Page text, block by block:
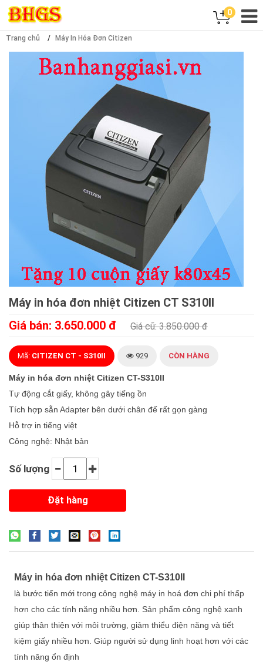
0
Trang chủ Máy In Hóa Đơn Citizen
Máy in hóa đơn nhiệt Citizen CT S310II
Giá bán: 3.650.000 đ
Giá cũ: 3.850.000 đ
Mã: CITIZEN CT - S310II 929 CÒN HÀNG
Máy in hóa đơn nhiệt Citizen CT-S310II
Tự động cắt giấy, không gây tiếng ồn
Tích hợp sẵn Adapter bên dưới chân đế rất gọn gàng
Hỗ trợ in tiếng việt
Công nghệ: Nhật bản
Số lượng
Máy in hóa đơn nhiệt Citizen CT-S310II
là bước tiến mới trong công nghệ máy in hoá đơn chi phí thấp
hơn cho các tính năng nhiều hơn. Sản phẩm công nghệ xanh
giúp thân thiện với môi trường, giảm thiểu điện năng và tiết
kiệm giấy nhiều hơn. Giúp người sử dụng linh hoạt hơn với các
tính năng ổn định